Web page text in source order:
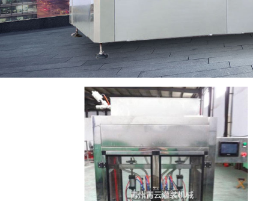
您当前的位置：首页 > 产品展示>玻璃水、防冻液灌装机